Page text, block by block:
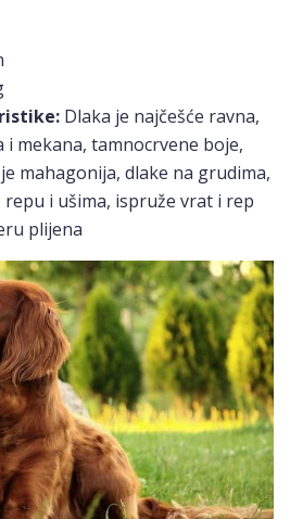
Dlaka je najčešće ravna,
i mekana, tamnocrvene boje,
mahagonija, dlake na grudima,
i ušima, ispruže vrat i rep
plijena